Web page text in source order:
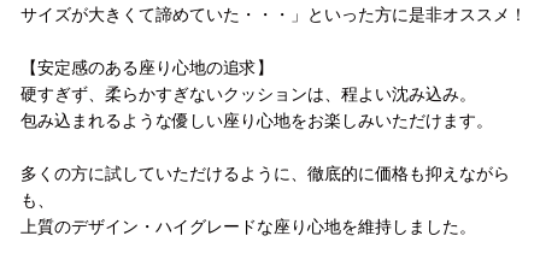
サイズが大きくて諦めていた・・・」といった方に是非オススメ！
【安定感のある座り心地の追求】
硬すぎず、柔らかすぎないクッションは、程よい沈み込み。
包み込まれるような優しい座り心地をお楽しみいただけます。
多くの方に試していただけるように、徹底的に価格も抑えながら
も、
上質のデザイン・ハイグレードな座り心地を維持しました。